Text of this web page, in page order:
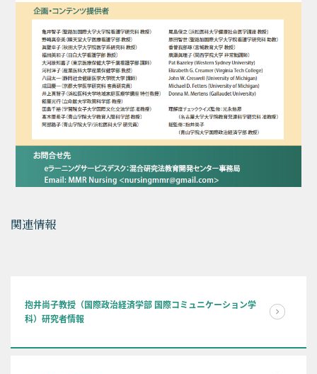
関連情報
抱井尚子教授（国際政治経済学部 国際コミュニケーション学
科）研究者情報